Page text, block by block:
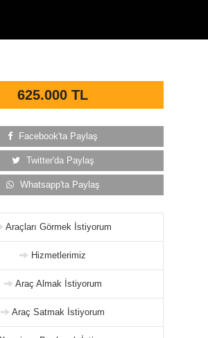
625.000 TL
Facebook'ta Paylaş
Twitter'da Paylaş
Whatsapp'ta Paylaş
Araçları Görmek İstiyorum
Hizmetlerimiz
Araç Almak İstiyorum
Araç Satmak İstiyorum